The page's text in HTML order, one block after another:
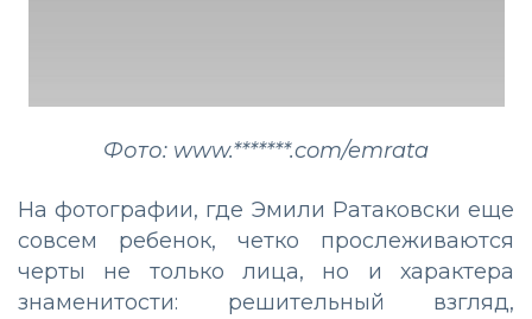
Фото: www.*******.com/emrata
На фотографии, где Эмили Ратаковски еще
совсем ребенок, четко прослеживаются
черты не только лица, но и характера
знаменитости: решительный взгляд,